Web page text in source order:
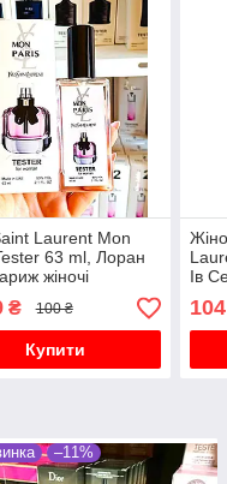
Laurent Mon
63 ml, Лоран
жіночі
₴ 100 ₴
Купити
Ів
–11%